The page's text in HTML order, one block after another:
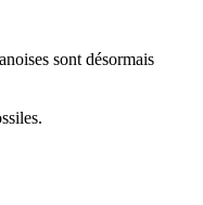
sont désormais